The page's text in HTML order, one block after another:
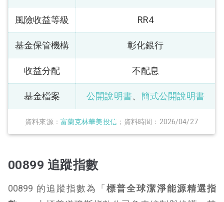
資料來源： 富蘭克林華美投信；資料時間：2026/04/27
風險收益等級 RR4
基金保管機構 彰化銀行
收益分配 不配息
基金檔案 公開說明書、 簡式公開說明書
00899 追蹤指數
00899 的追蹤指數為「標普全球潔淨能源精選指